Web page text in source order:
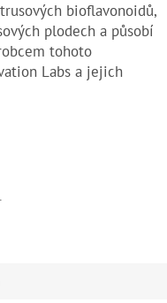
bioflavonoidů,
plodech a působí
tohoto
Labs a jejich